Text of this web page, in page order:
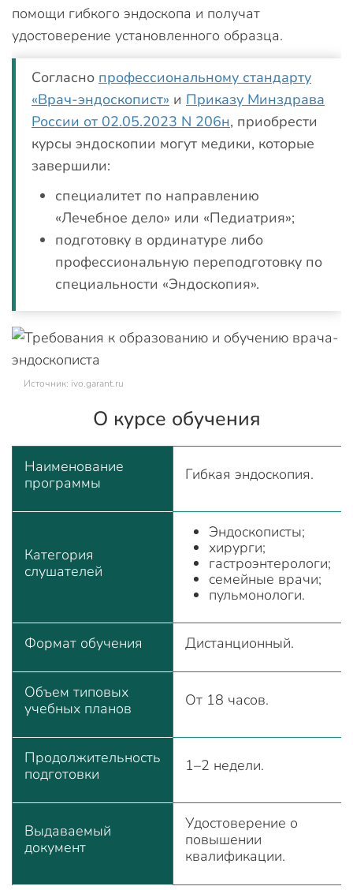
помощи гибкого эндоскопа и получат
удостоверение установленного образца.
Согласно профессиональному стандарту
«Врач-эндоскопист» и Приказу Минздрава
России от 02.05.2023 N 206н, приобрести
курсы эндоскопии могут медики, которые
завершили:
специалитет по направлению
«Лечебное дело» или «Педиатрия»;
подготовку в ординатуре либо
профессиональную переподготовку по
специальности «Эндоскопия».
Источник: ivo.garant.ru
О курсе обучения
Наименование
программы
Гибкая эндоскопия.
Категория
слушателей
Эндоскописты;
хирурги;
гастроэнтерологи;
семейные врачи;
пульмонологи.
Формат обучения Дистанционный.
Объем типовых
учебных планов
От 18 часов.
Продолжительность
подготовки
1–2 недели.
Выдаваемый
документ
Удостоверение о
повышении
квалификации.